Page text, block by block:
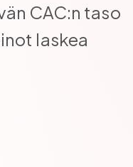
CAC:n taso
laskea